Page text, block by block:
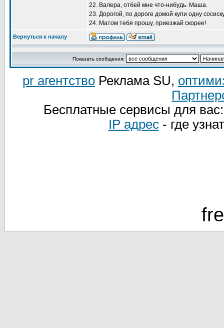
22. Валера, отбей мне что-нибудь. Маша.
23. Дорогой, по дороге домой купи одну
24. Матом тебя прошу, приезжай скорее!
Вернуться к началу
Показать сообщения:
pr агентство Реклама SU,
Бесплатные сервисы для
IP адрес- где